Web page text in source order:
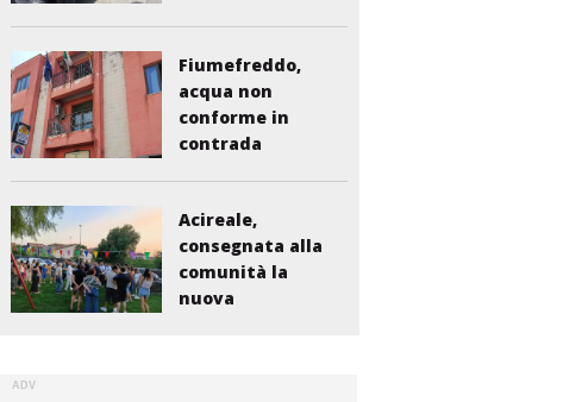
Fiumefreddo,
acqua non
conforme in
contrada
Acireale,
consegnata alla
comunità la
nuova